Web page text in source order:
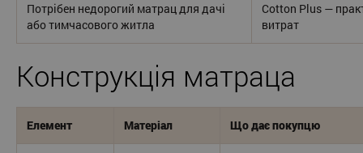
Потрібен недорогий матрац для дачі
або тимчасового житла
Cotton Plus —
витрат
Конструкція матраца
Елемент Матеріал Що дає покупцю